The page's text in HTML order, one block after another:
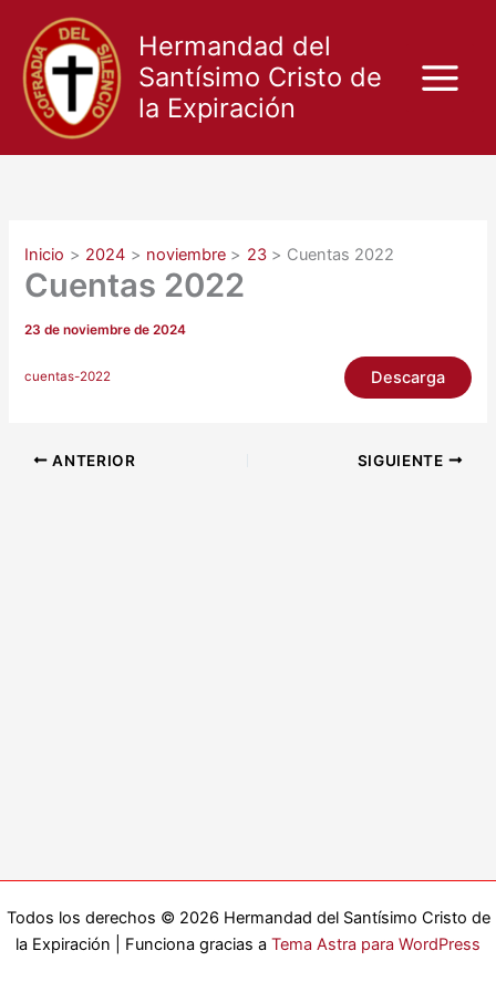
contenido
Hermandad del
Santísimo Cristo de
la Expiración
Inicio 2024 noviembre 23 Cuentas 2022
Cuentas 2022
23 de noviembre de 2024
cuentas-2022 Descarga
ANTERIOR SIGUIENTE
Todos los derechos © 2026 Hermandad del Santísimo Cristo de
la Expiración | Funciona gracias a Tema Astra para WordPress